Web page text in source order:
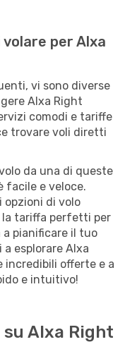
per Alxa
vi sono diverse
Alxa Right
comodi e tariffe
trovare voli diretti
da una di queste
facile e veloce.
opzioni di volo
la tariffa perfetti per
a pianificare il tuo
esplorare Alxa
incredibili offerte e a
e intuitivo!
Alxa Right